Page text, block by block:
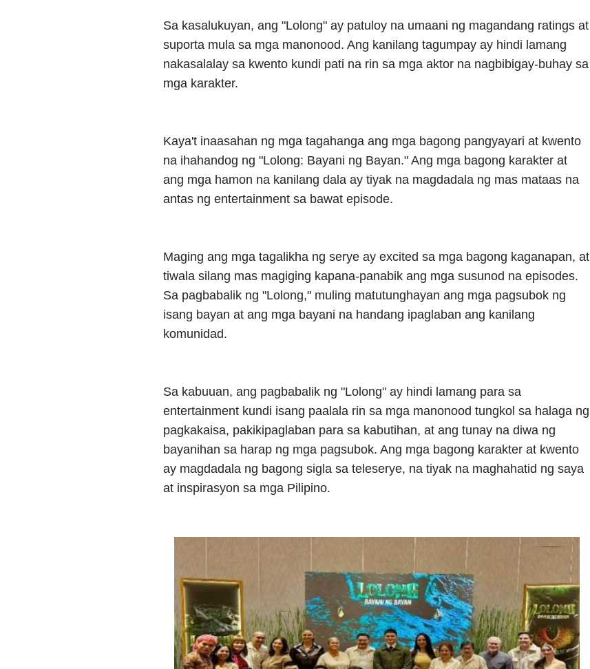
Sa kasalukuyan, ang "Lolong" ay patuloy na umaani ng magandang ratings at
suporta mula sa mga manonood. Ang kanilang tagumpay ay hindi lamang
nakasalalay sa kwento kundi pati na rin sa mga aktor na nagbibigay-buhay sa
mga karakter.
Kaya't inaasahan ng mga tagahanga ang mga bagong pangyayari at kwento
na ihahandog ng "Lolong: Bayani ng Bayan." Ang mga bagong karakter at
ang mga hamon na kanilang dala ay tiyak na magdadala ng mas mataas na
antas ng entertainment sa bawat episode.
Maging ang mga tagalikha ng serye ay excited sa mga bagong kaganapan, at
tiwala silang mas magiging kapana-panabik ang mga susunod na episodes.
Sa pagbabalik ng "Lolong," muling matutunghayan ang mga pagsubok ng
isang bayan at ang mga bayani na handang ipaglaban ang kanilang
komunidad.
Sa kabuuan, ang pagbabalik ng "Lolong" ay hindi lamang para sa
entertainment kundi isang paalala rin sa mga manonood tungkol sa halaga ng
pagkakaisa, pakikipaglaban para sa kabutihan, at ang tunay na diwa ng
bayanihan sa harap ng mga pagsubok. Ang mga bagong karakter at kwento
ay magdadala ng bagong sigla sa teleserye, na tiyak na maghahatid ng saya
at inspirasyon sa mga Pilipino.